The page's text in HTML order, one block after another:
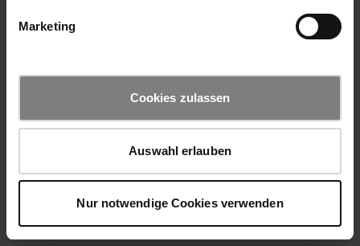
Marketing
Cookies zulassen
Auswahl erlauben
Nur notwendige Cookies verwenden